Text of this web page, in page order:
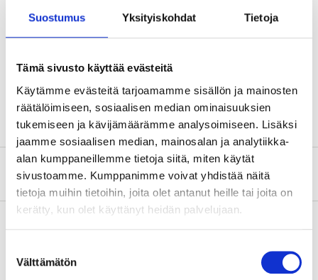
Suostumus Yksityiskohdat Tietoja
Tämä sivusto käyttää evästeitä
Käytämme evästeitä tarjoamamme sisällön ja mainosten
räätälöimiseen, sosiaalisen median ominaisuuksien
tukemiseen ja kävijämäärämme analysoimiseen. Lisäksi
jaamme sosiaalisen median, mainosalan ja analytiikka-
alan kumppaneillemme tietoja siitä, miten käytät
sivustoamme. Kumppanimme voivat yhdistää näitä
tietoja muihin tietoihin, joita olet antanut heille tai joita on
kerätty, kun olet käyttänyt heidän palvelujaan.
valinta
Välttämätön
Käftdjup
68 mm
Längd
Material
nylon/glasfiber
Om tillverkaren